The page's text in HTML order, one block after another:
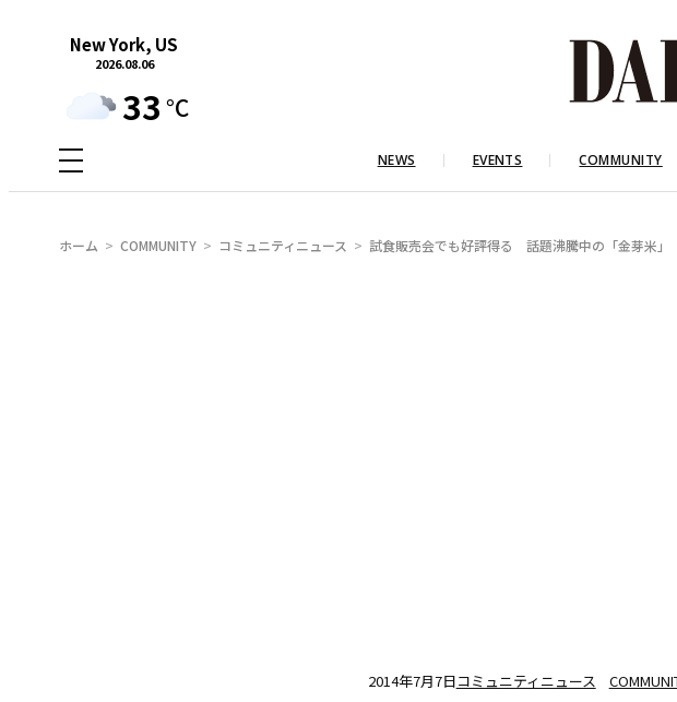
New York, US
2026.08.06
33 °C
NEWS EVENTS COMMUNITY
ホーム COMMUNITY コミュニティニュース 試食販売会でも好評得る 話題沸騰中の「金芽米」
2014年7月7日コミュニティニュース